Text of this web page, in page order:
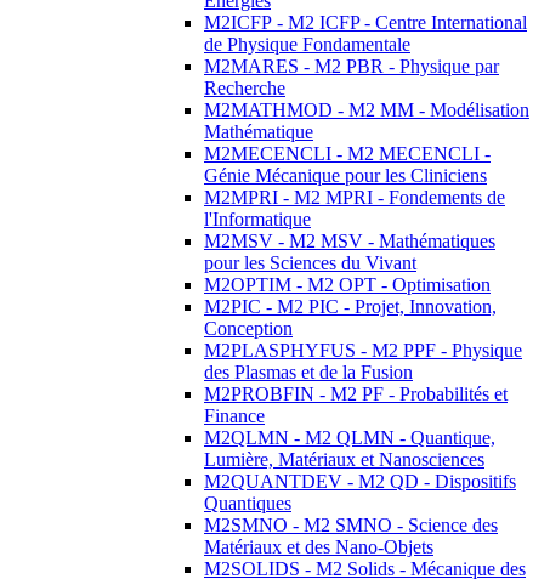
M2ICFP - M2 ICFP - Centre International
de Physique Fondamentale
M2MARES - M2 PBR - Physique par
Recherche
M2MATHMOD - M2 MM - Modélisation
Mathématique
M2MECENCLI - M2 MECENCLI -
Génie Mécanique pour les Cliniciens
M2MPRI - M2 MPRI - Fondements de
l'Informatique
M2MSV - M2 MSV - Mathématiques
pour les Sciences du Vivant
M2OPTIM - M2 OPT - Optimisation
M2PIC - M2 PIC - Projet, Innovation,
Conception
M2PLASPHYFUS - M2 PPF - Physique
des Plasmas et de la Fusion
M2PROBFIN - M2 PF - Probabilités et
Finance
M2QLMN - M2 QLMN - Quantique,
Lumière, Matériaux et Nanosciences
M2QUANTDEV - M2 QD - Dispositifs
Quantiques
M2SMNO - M2 SMNO - Science des
Matériaux et des Nano-Objets
M2SOLIDS - M2 Solids - Mécanique des